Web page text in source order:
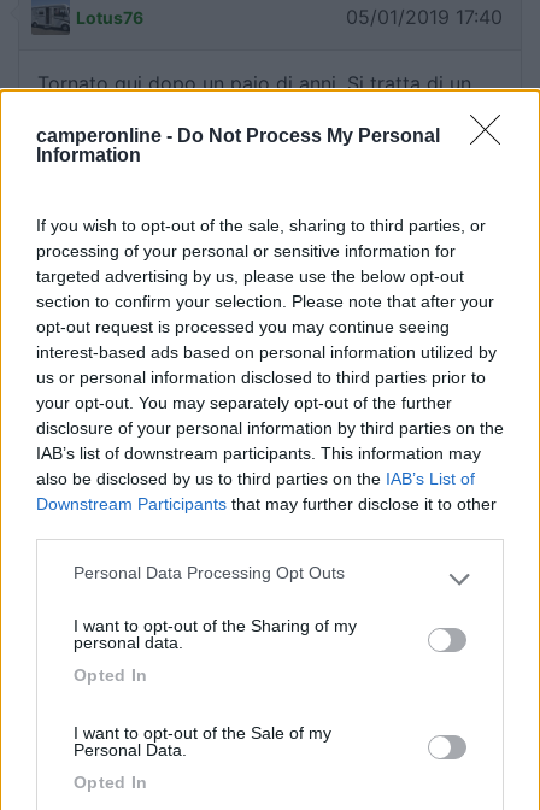
camperonline - Do Not Process My Personal
Information
If you wish to opt-out of the sale, sharing to third parties, or
processing of your personal or sensitive information for
targeted advertising by us, please use the below opt-out
section to confirm your selection. Please note that after your
opt-out request is processed you may continue seeing
interest-based ads based on personal information utilized by
us or personal information disclosed to third parties prior to
your opt-out. You may separately opt-out of the further
disclosure of your personal information by third parties on the
IAB’s list of downstream participants. This information may
also be disclosed by us to third parties on the IAB’s List of
Downstream Participants that may further disclose it to other
Please note that this website/app uses one or more Google
not limited to your visit or usage behaviour. You may click to
use your data for below specified purposes in below Google
Personal Data Processing Opt Outs
I want to opt-out of the Sharing of my
personal data.
Opted In
I want to opt-out of the Sale of my
Personal Data.
Opted In
Lotus76 05/01/2019 17:40
Tornato qui dopo un paio di anni. Si tratta di un
scarico. Però è vicino all'uscita autostradale,
illuminato e tranquillo. Ok per una visita all'outlet o
Caratteristiche Posizione Servizi
mazzi46 26/11/2018 8:59
Classico parcheggio adiacente outlet, ben
illuminato e silenzioso. Riservato ai camper, ma le
auto vi parcheggiano lo stesso.
Posizione
Parcheggio auto, segnalato come parcheggio per
camper
Accessibilità